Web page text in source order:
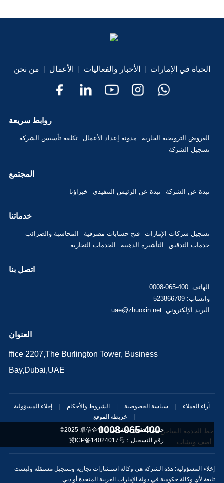
من نحن الأعمال الأخبار والفعاليات الحياة في الإمارات
روابط سريعة
العروض الترويجية الجارية مدونة إعداد الأعمال
تكلفة تأسيس الشركة
تسجيل الشركة
المجتمع
نبذة عن الشركة نبذة عن الرئيس التنفيذي خبراؤنا
خدماتنا
تسجيل شركات الإمارات فتح حسابات مصرفية
المحاسبة والضرائب
خدمات التدقيق
التأشيرة الذهبية الخدمات التجارية
اتصل بنا
الهاتف: 400-065-0008
واتساب: 523866709
البريد الإلكتروني: uae@zhuoxin.net
العنوان
ffice 2207,The Burlington Tower, Business
Bay,Dubai,UAE
آراء العملاء سياسة الخصوصية الشروط والأحكام
إخلاء المسؤولية
خريطة الموقع
©2025 جميع الحقوق محفوظة：卓信企业
رقم التسجيل： 冀ICP备14024017号
إخلاء المسؤولية: هذه الشركة هي وكالة استشارات تجارية وتسجيل مستقلة وليست
تابعة لأي وكالة حكومية في دولة الإمارات العربية المتحدة أو دبي.
خط الخدمة الساخن400-065-0008
أضف ويشات